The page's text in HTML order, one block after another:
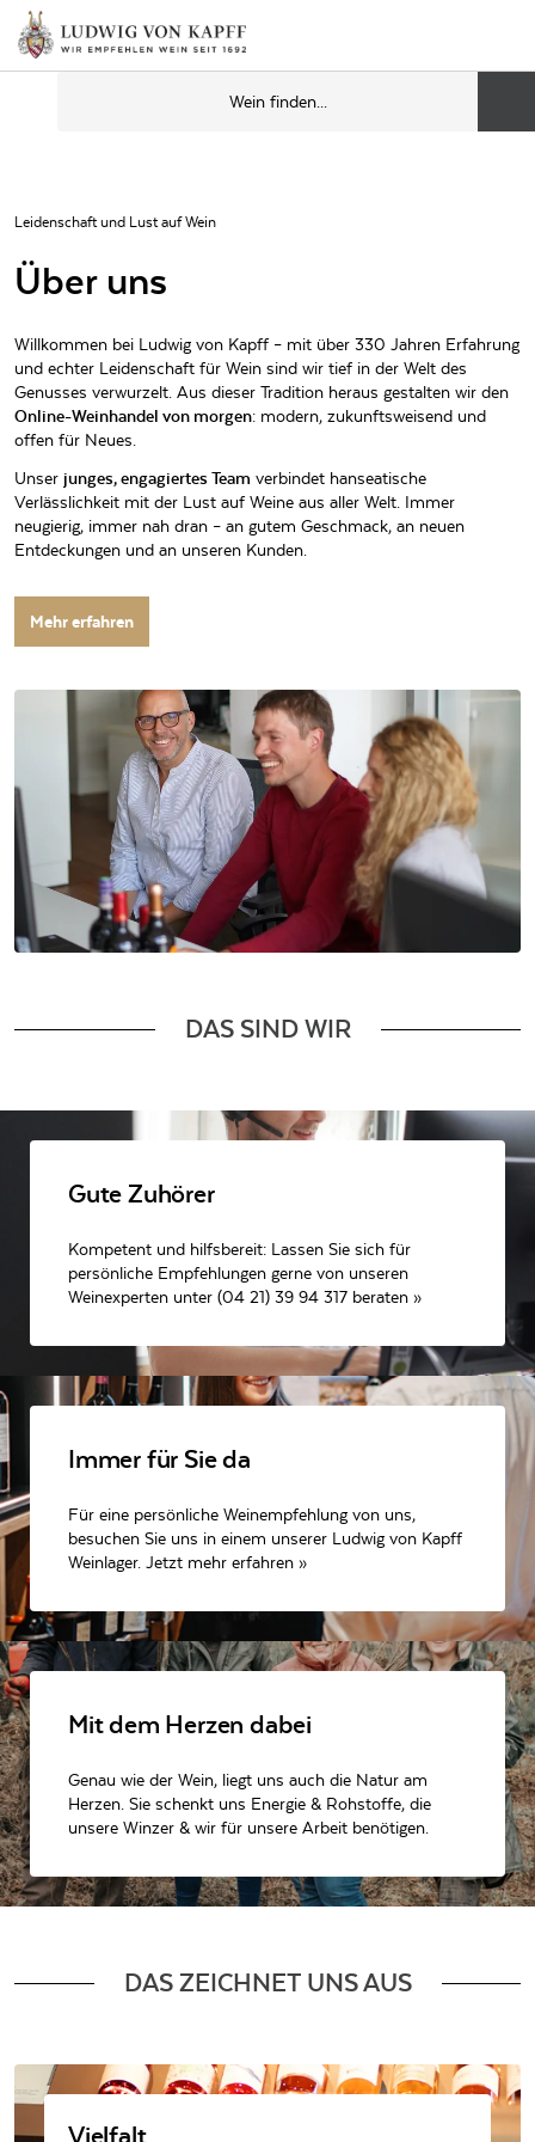
Leidenschaft und Lust auf Wein
Über uns
Willkommen bei Ludwig von Kapff – mit über 330 Jahren Erfahrung
und echter Leidenschaft für Wein sind wir tief in der Welt des
Genusses verwurzelt. Aus dieser Tradition heraus gestalten wir den
Online-Weinhandel von morgen: modern, zukunftsweisend und
offen für Neues.
Unser junges, engagiertes Team verbindet hanseatische
Verlässlichkeit mit der Lust auf Weine aus aller Welt. Immer
neugierig, immer nah dran – an gutem Geschmack, an neuen
Entdeckungen und an unseren Kunden.
Mehr erfahren
DAS SIND WIR
Gute Zuhörer
Kompetent und hilfsbereit: Lassen Sie sich für
persönliche Empfehlungen gerne von unseren
Weinexperten unter (04 21) 39 94 317 beraten »
Immer für Sie da
Für eine persönliche Weinempfehlung von uns,
besuchen Sie uns in einem unserer Ludwig von Kapff
Weinlager. Jetzt mehr erfahren »
Mit dem Herzen dabei
Genau wie der Wein, liegt uns auch die Natur am
Herzen. Sie schenkt uns Energie & Rohstoffe, die
unsere Winzer & wir für unsere Arbeit benötigen.
DAS ZEICHNET UNS AUS
Vielfalt